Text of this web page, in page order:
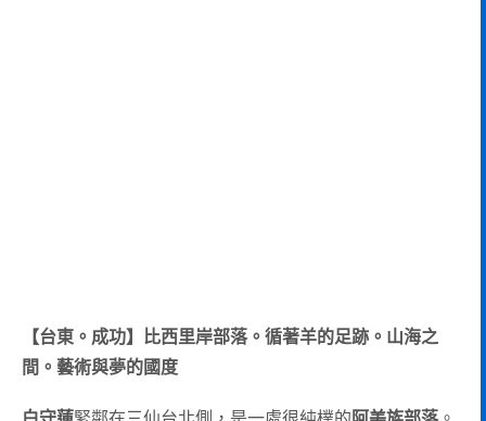
【台東。成功】比西里岸部落。循著羊的足跡。山海之
間。藝術與夢的國度